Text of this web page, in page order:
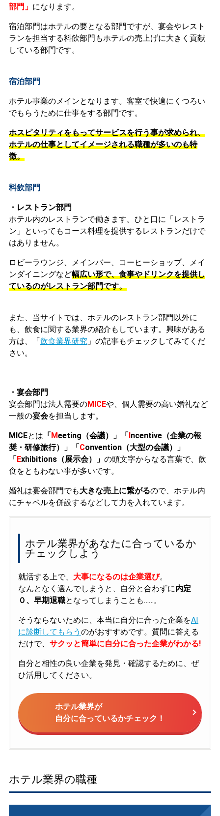
部門」 になります。
宿泊部門はホテルの要となる部門ですが、宴会やレスト
ランを担当する料飲部門もホテルの売上げに大きく貢献
している部門です。
宿泊部門
ホテル事業のメインとなります。 客室で快適にくつろい
でもらうために仕事をする部門です。
ホスピタリティをもってサービスを行う事が求められ、
ホテルの仕事としてイメージされる職種が多いのも特
徴。
料飲部門
・レストラン部門
ホテル内のレストランで働きます。 ひと口に「レストラ
ン」といってもコース料理を提供するレストランだけで
はありません。
ロビーラウンジ、メインバー、コーヒーショップ、メイ
ンダイニングなど幅広い形で、食事やドリンクを提供し
ているのがレストラン部門です。
また、当サイトでは、ホテルのレストラン部門以外に
も、飲食に関する業界の紹介もしています。興味がある
方は、「飲食業界研究」の記事もチェックしてみてくだ
さい。
・宴会部門
宴会部門は法人需要のMICEや、個人需要の高い婚礼など
一般の宴会を担当します。
MICEとは 「Meeting（会議）」「Incentive（企業の報
奨・研修旅行）」「Convention（大型の会議）」
「Exhibitions（展示会）」 の頭文字からなる言葉で、飲
食をともわない事が多いです。
婚礼は宴会部門でも大きな売上に繋がるので、ホテル内
にチャペルを併設するなどして力を入れています。
ホテル業界があなたに合っているか
チェックしよう
就活する上で、 大事になるのは企業選び。
なんとなく選んでしまうと、自分と合わずに内定
０、早期退職となってしまうことも……。
そうならないために、本当に自分に合った企業をAI
に診断してもらう のがおすすめです。質問に答える
だけで、 サクッと簡単に自分に合った企業がわかる!
自分と相性の良い企業を発見・確認するために、ぜ
ひ活用してください。
ホテル業界が
自分に合っているかチェック！
ホテル業界の職種